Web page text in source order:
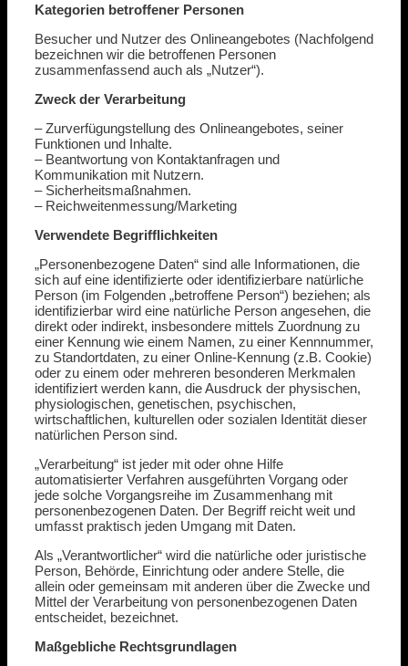
Kategorien betroffener Personen
Besucher und Nutzer des Onlineangebotes (Nachfolgend
bezeichnen wir die betroffenen Personen
zusammenfassend auch als „Nutzer“).
Zweck der Verarbeitung
– Zurverfügungstellung des Onlineangebotes, seiner
Funktionen und Inhalte.
– Beantwortung von Kontaktanfragen und
Kommunikation mit Nutzern.
– Sicherheitsmaßnahmen.
– Reichweitenmessung/Marketing
Verwendete Begrifflichkeiten
„Personenbezogene Daten“ sind alle Informationen, die
sich auf eine identifizierte oder identifizierbare natürliche
Person (im Folgenden „betroffene Person“) beziehen; als
identifizierbar wird eine natürliche Person angesehen, die
direkt oder indirekt, insbesondere mittels Zuordnung zu
einer Kennung wie einem Namen, zu einer Kennnummer,
zu Standortdaten, zu einer Online-Kennung (z.B. Cookie)
oder zu einem oder mehreren besonderen Merkmalen
identifiziert werden kann, die Ausdruck der physischen,
physiologischen, genetischen, psychischen,
wirtschaftlichen, kulturellen oder sozialen Identität dieser
natürlichen Person sind.
„Verarbeitung“ ist jeder mit oder ohne Hilfe
automatisierter Verfahren ausgeführten Vorgang oder
jede solche Vorgangsreihe im Zusammenhang mit
personenbezogenen Daten. Der Begriff reicht weit und
umfasst praktisch jeden Umgang mit Daten.
Als „Verantwortlicher“ wird die natürliche oder juristische
Person, Behörde, Einrichtung oder andere Stelle, die
allein oder gemeinsam mit anderen über die Zwecke und
Mittel der Verarbeitung von personenbezogenen Daten
entscheidet, bezeichnet.
Maßgebliche Rechtsgrundlagen